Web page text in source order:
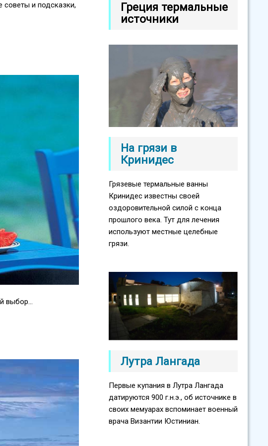
советы и подсказки,
выбор...
Греция термальные
источники
На грязи в
Кринидес
Грязевые термальные ванны
Кринидес известны своей
оздоровительной силой с конца
прошлого века. Тут для лечения
используют местные целебные
грязи.
Лутра Лангада
Первые купания в Лутра Лангада
датируются 900 г.н.э., об источнике в
своих мемуарах вспоминает военный
врача Византии Юстиниан.